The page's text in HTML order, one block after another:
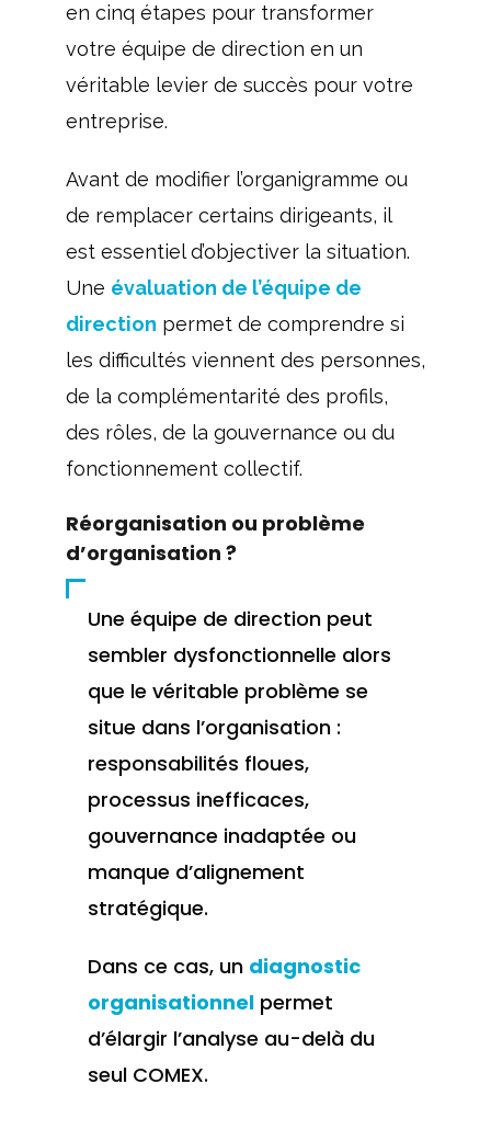
en cinq étapes pour transformer
votre équipe de direction en un
véritable levier de succès pour votre
entreprise.
Avant de modifier l’organigramme ou
de remplacer certains dirigeants, il
est essentiel d’objectiver la situation.
Une évaluation de l’équipe de
direction permet de comprendre si
les difficultés viennent des personnes,
de la complémentarité des profils,
des rôles, de la gouvernance ou du
fonctionnement collectif.
Réorganisation ou problème
d’organisation ?
Une équipe de direction peut
sembler dysfonctionnelle alors
que le véritable problème se
situe dans l’organisation :
responsabilités floues,
processus inefficaces,
gouvernance inadaptée ou
manque d’alignement
stratégique.
Dans ce cas, un diagnostic
organisationnelpermet
d’élargir l’analyse au-delà du
seul COMEX.